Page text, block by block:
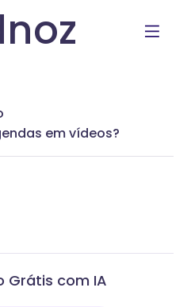
em vídeos?
Grátis com IA